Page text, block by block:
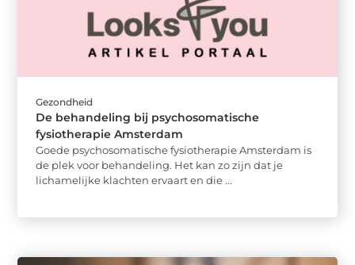
Gezondheid
De behandeling bij psychosomatische
fysiotherapie Amsterdam
Goede psychosomatische fysiotherapie Amsterdam is
de plek voor behandeling. Het kan zo zijn dat je
lichamelijke klachten ervaart en die ...